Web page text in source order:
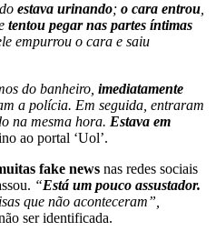
estava urinando; o cara entrou
tentou pegar nas partes íntimas
empurrou o cara e saiu
do banheiro, imediatamente
a polícia. Em seguida, entraram
na mesma hora. Estava em
ao portal ‘Uol’.
fake news nas redes sociais
“Está um pouco assustador.
que não aconteceram”,
ser identificada.